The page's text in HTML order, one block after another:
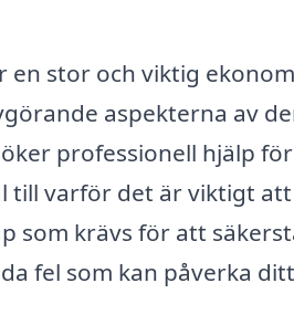
en stor och viktig
aspekterna av
professionell hjälp för
till varför det är viktigt
som krävs för att
fel som kan påverka